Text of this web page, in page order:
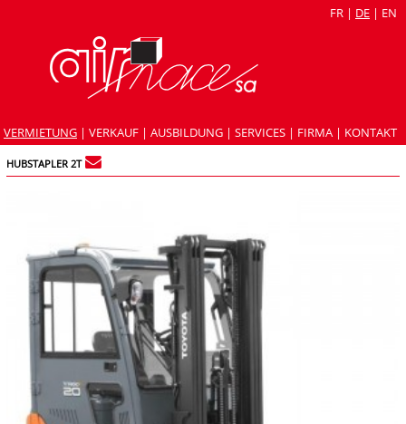
FR | DE | EN
VERMIETUNG | VERKAUF | AUSBILDUNG | SERVICES | FIRMA | KONTAKT
HUBSTAPLER 2T